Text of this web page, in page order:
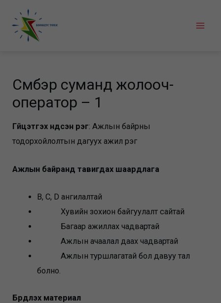
content
Сүмбэр суманд жолооч-
оператор – 1
Гүйцэтгэх үндсэн үүрэг: Ажлын байрны
тодорхойлолтын дагуух ажил үүрэг
Ажлын байранд тавигдах шаардлага
B, C, D ангилалтай
Хувийн зохион байгуулалт сайтай
Багаар ажиллах чадвартай
Ажлын ачаалал даах чадвартай
Ажлын туршлагатай бол давуу тал
болно.
Бүрдүүлэх материал